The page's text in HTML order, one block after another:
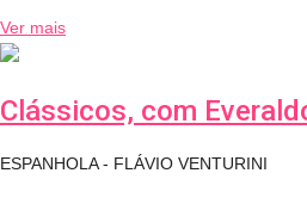
Ver mais
Clássicos, com
ESPANHOLA - FLÁVIO VENTURINI